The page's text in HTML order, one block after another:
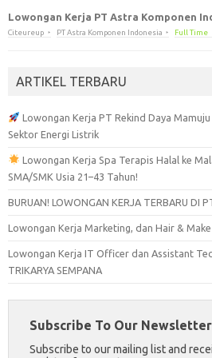
Lowongan Kerja PT Astra Komponen
Citeureup PT Astra Komponen Indonesia Full Time
ARTIKEL TERBARU
Lowongan Kerja PT Rekind Daya
Sektor Energi Listrik
Lowongan Kerja Spa Terapis Halal ke
SMA/SMK Usia 21–43 Tahun!
BURUAN! LOWONGAN KERJA TERBARU DI
Lowongan Kerja Marketing, dan Hair & Make
Lowongan Kerja IT Officer dan Assistant
TRIKARYA SEMPANA
Subscribe To Our Newsletter
Subscribe to our mailing list and